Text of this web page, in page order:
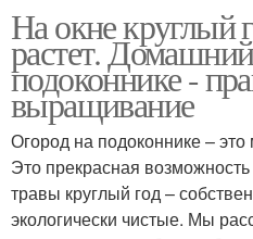
На окне круглый
растет.
подоконнике -
выращивание
Огород на подоконнике –
Это прекрасная
травы круглый год –
экологически чистые. Мы